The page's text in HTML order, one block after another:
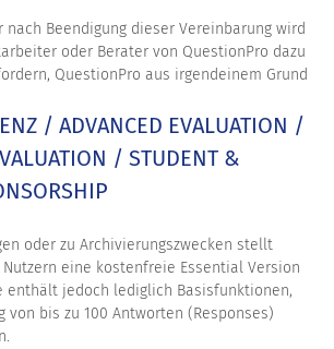
nach Beendigung dieser Vereinbarung wird
oder Berater von QuestionPro dazu
QuestionPro aus irgendeinem Grund
/ ADVANCED EVALUATION /
/ STUDENT &
oder zu Archivierungszwecken stellt
eine kostenfreie Essential Version
enthält jedoch lediglich Basisfunktionen,
von bis zu 100 Antworten (Responses)